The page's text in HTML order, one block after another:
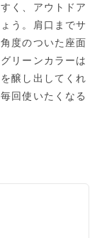
く、アウトドア
う。肩口までサ
度のついた座面
リーンカラーは
醸し出してくれ
回使いたくなる